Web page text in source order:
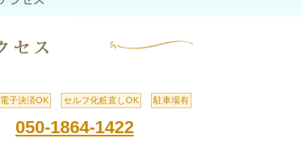
電子決済OK セルフ化粧直しOK 駐車場有
050-1864-1422